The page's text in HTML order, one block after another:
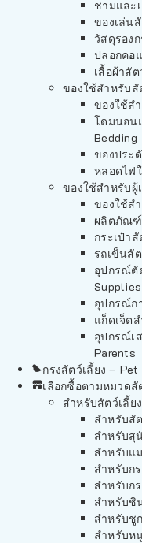
ชามและ
ของเล่น
วัสดุรอง
ปลอกคอ
เสื้อผ้าสั
ของใช้สำหรับสั
ของใช้ส
โดมนอน
Bedding
ของประ
หลอดไฟ
ของใช้สำหรับผู้
ของใช้ส
ผลิตภัณฑ์
กระเป๋า
รถเข็นสั
อุปกรณ์ตั
Supplies
อุปกรณ์ก
แก็ดเจ็ต
อุปกรณ์เ
Parents
กรงสัตว์เลี้ยง – Pet
เลือกซื้อตามหมวดสั
สำหรับสัตว์เลี้ย
สำหรับสั
สำหรับสุ
สำหรับแ
สำหรับก
สำหรับก
สำหรับชิ
สำหรับชู
สำหรับห